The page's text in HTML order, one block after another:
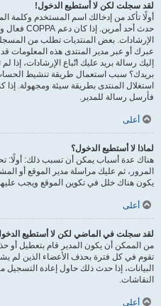
لقد سجلت لكن لا أستطيع الدخول!
أولًا تأكد من إدخالك اسم المستخدم وكلمة
الإرشادات. بعض المنتديات تطلب من
عبرك أو عبر مدير المنتدى هذه المعلومات
إليك رسالة بريد عليك اتّباع الإرشادات،
بريدك؟ سبب استعمال طريقة تنشيط
استغلال المنتدى بطريقة سيئة ومجهولة.
فأرسل رسالة للمدير.
أعلى
لماذا لا أستطيع الدخول؟
هناك عدة أسباب يمكن أن تسبب ذلك:
المرور، ثم عليك مراسلة مدير الموقع أو
يكون هناك خلل في تكوين الموقع ويجب
أعلى
لقد سجلت في الماضي لكن لا أستطيع
من الممكن أن يكون المدير قام بتعطيل أو
تقوم في كل فترة بحذف الأعضاء الذين لم
البيانات، إذا حدث ذلك حاول إعادة
النقاشات.
أعلى